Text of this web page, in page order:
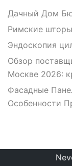
Дачный Дом
Римские шторы
Эндоскопия
Обзор
Москве 2026:
Фасадные
Особенности